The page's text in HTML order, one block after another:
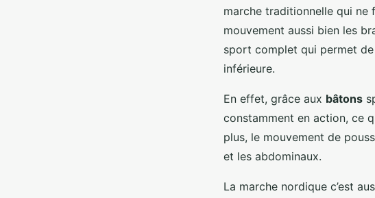
marche traditionnelle qui
mouvement aussi bien les
sport complet qui permet
inférieure.
En effet, grâce aux bâtons
constamment en action, ce
plus, le mouvement de
et les abdominaux.
La marche nordique c’est